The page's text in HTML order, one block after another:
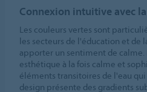
Connexion intuitive avec
Les couleurs vertes sont
les secteurs de l'éducation et de
apporter un sentiment de
esthétique à la fois calme et
éléments transitoires de l'eau
design présente des gradients